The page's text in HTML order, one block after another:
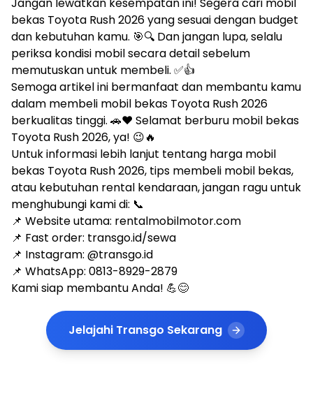
bekas Toyota Rush 2026 yang sesuai dengan budget
dan kebutuhan kamu. 🎯🔍 Dan jangan lupa, selalu
periksa kondisi mobil secara detail sebelum
memutuskan untuk membeli. ✅👍
Semoga artikel ini bermanfaat dan membantu kamu
dalam membeli mobil bekas Toyota Rush 2026
berkualitas tinggi. 🚗❤️ Selamat berburu mobil bekas
Toyota Rush 2026, ya! 😉🔥
Untuk informasi lebih lanjut tentang harga mobil
bekas Toyota Rush 2026, tips membeli mobil bekas,
atau kebutuhan rental kendaraan, jangan ragu untuk
menghubungi kami di: 📞
📌 Website utama: rentalmobilmotor.com
📌 Fast order: transgo.id/sewa
📌 Instagram: @transgo.id
📌 WhatsApp: 0813-8929-2879
Kami siap membantu Anda! 💪😊
Jelajahi Transgo Sekarang